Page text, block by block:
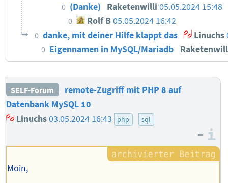
0 (Danke) Raketenwilli05.05.2024 15:48
0 Rolf B05.05.2024 16:42
0 danke, mit deiner Hilfe klappt das Linuchs
0 Eigennamen in MySQL/Mariadb
SELF-Forum
remote-Zugriff mit PHP 8 auf
Datenbank MySQL 10
Linuchs 03.05.2024 16:43 php sql
–
Moin,